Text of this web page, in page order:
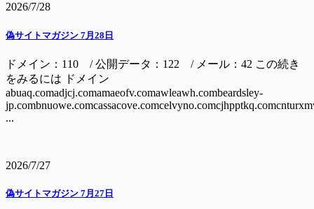
2026/7/28
偽サイトマガジン 7月28日
ドメイン：110 / 公開データ：122 / メール：42 この続き
をみるには ドメイン
abuaq.comadjcj.comamaeofv.comawleawh.combeardsley-
...
2026/7/27
偽サイトマガジン 7月27日